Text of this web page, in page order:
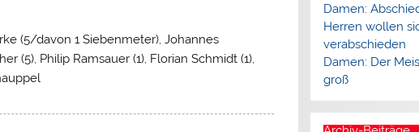
(5/davon 1 Siebenmeter), Johannes
(5), Philip Ramsauer (1), Florian Schmidt (1),
Damen:
Herren wollen
verabschieden
Damen: Der
groß